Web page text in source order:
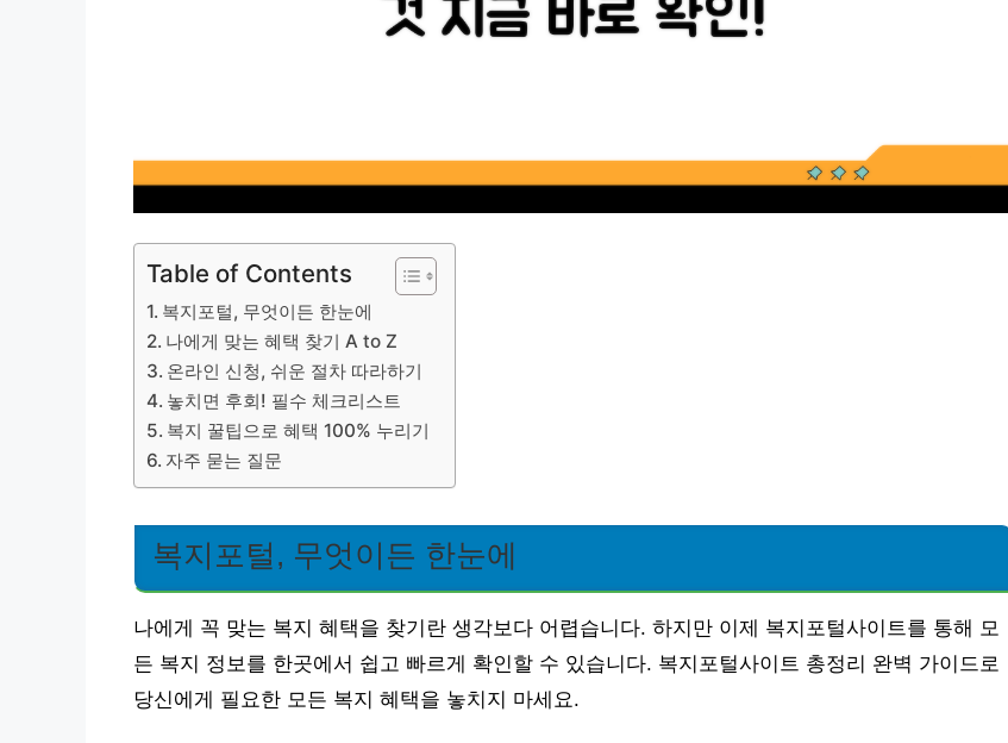
Table of Contents
복지포털, 무엇이든 한눈에
나에게 맞는 혜택 찾기 A to Z
온라인 신청, 쉬운 절차 따라하기
놓치면 후회! 필수 체크리스트
복지 꿀팁으로 혜택 100% 누리기
자주 묻는 질문
복지포털, 무엇이든 한눈에
나에게 꼭 맞는 복지 혜택을 찾기란 생각보다 어렵습니다. 하지만 이제 복지포털사이트를 통해 모
든 복지 정보를 한곳에서 쉽고 빠르게 확인할 수 있습니다. 복지포털사이트 총정리 완벽 가이드로
당신에게 필요한 모든 복지 혜택을 놓치지 마세요.